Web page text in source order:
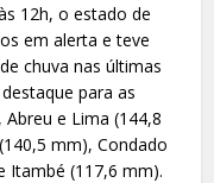
12h, o estado de
em alerta e teve
chuva nas últimas
para as
e Lima (144,8
mm), Condado
Itambé (117,6 mm).